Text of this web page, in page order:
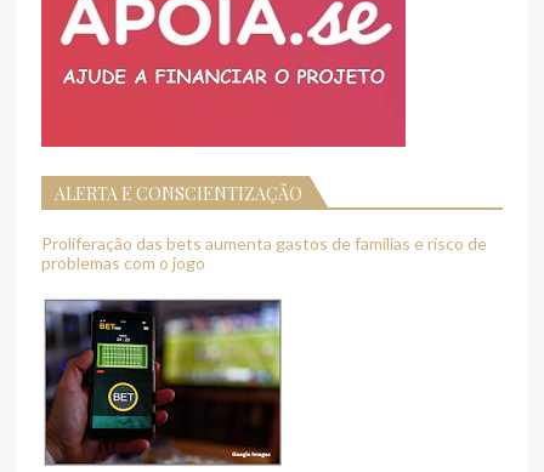
ALERTA E CONSCIENTIZAÇÃO
Proliferação das bets aumenta gastos de famílias e risco de
problemas com o jogo